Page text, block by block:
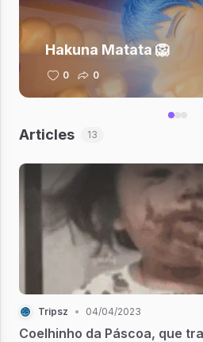
Hakuna Matata 🦁
0 0
Articles 13
Tripsz • 04/04/2023
Coelhinho da Páscoa, que